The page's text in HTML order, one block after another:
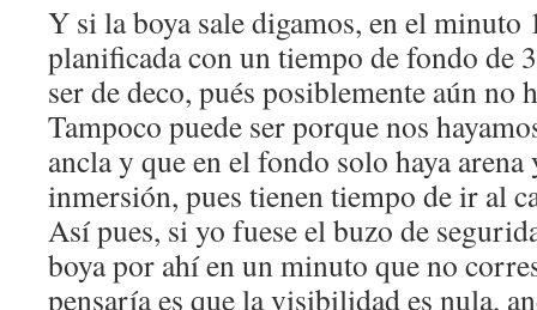
Y si la boya sale digamos, en el minuto
planificada con un tiempo de fondo de
ser de deco, pués posiblemente aún no
Tampoco puede ser porque nos
ancla y que en el fondo solo haya
inmersión, pues tienen tiempo de ir al
Así pues, si yo fuese el buzo de
boya por ahí en un minuto que no
pensaría es que la visibilidad es nula,